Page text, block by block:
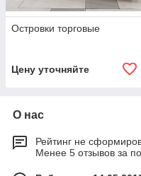
Островки торговые
Цену уточняйте
О нас
Рейтинг не
Менее 5 отзывов за